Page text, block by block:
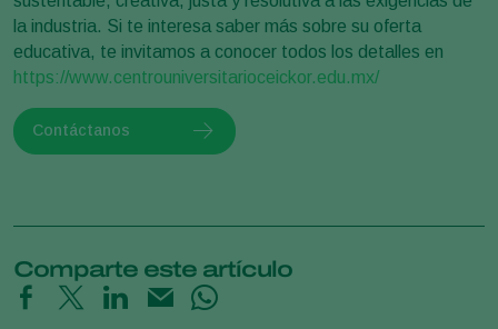
la industria. Si te interesa saber más sobre su oferta
educativa, te invitamos a conocer todos los detalles en
https://www.centrouniversitarioceickor.edu.mx/
Contáctanos
Comparte este artículo